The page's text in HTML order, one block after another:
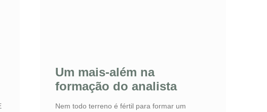
Um mais-além na
formação do analista
Nem todo terreno é fértil para formar um